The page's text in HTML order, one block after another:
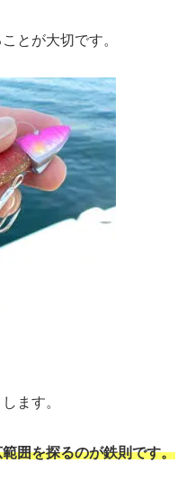
とが大切です。
ます。
囲を探るのが鉄則です。